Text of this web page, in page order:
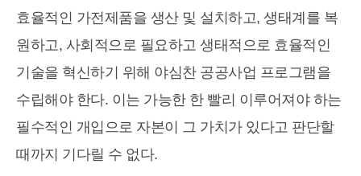
효율적인 가전제품을 생산 및 설치하고, 생태계를 복
원하고, 사회적으로 필요하고 생태적으로 효율적인
기술을 혁신하기 위해 야심찬 공공사업 프로그램을
수립해야 한다. 이는 가능한 한 빨리 이루어져야 하는
필수적인 개입으로 자본이 그 가치가 있다고 판단할
때까지 기다릴 수 없다.